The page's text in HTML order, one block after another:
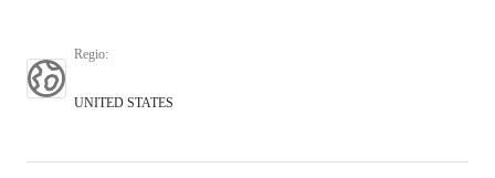
Regio:
UNITED STATES